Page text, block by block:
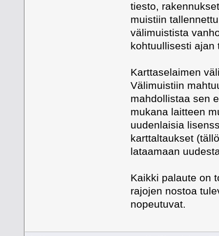
tiesto,
muistiin
välimuistista
kohtuullisesti ajan
Karttaselaimen
Välimuistiin
mahdollistaa sen
mukana laitteen
uudenlaisia
karttaltaukset
lataamaan
Kaikki palaute on
rajojen nostoa
nopeutuvat.